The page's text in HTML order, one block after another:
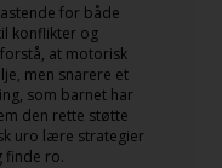
for både
konflikter og
at motorisk
men snarere et
som barnet har
den rette støtte
uro lære strategier
finde ro.